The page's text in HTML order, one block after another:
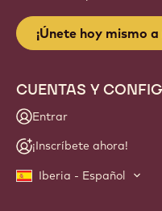
¡Únete hoy mismo
CUENTAS Y
Entrar
¡Inscríbete ahora!
Iberia - Español